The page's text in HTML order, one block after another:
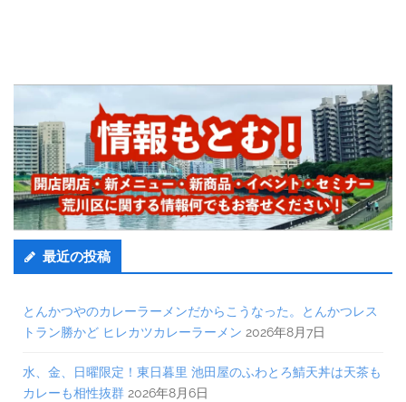
最近の投稿
とんかつやのカレーラーメンだからこうなった。とんかつレス
トラン勝かど ヒレカツカレーラーメン 2026年8月7日
水、金、日曜限定！東日暮里 池田屋のふわとろ鯖天丼は天茶も
カレーも相性抜群 2026年8月6日